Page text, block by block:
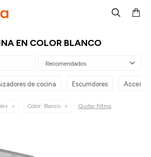
EN COLOR BLANCO
Recomendados
de cocina Escurridores
Color: Blanco Quitar filtros